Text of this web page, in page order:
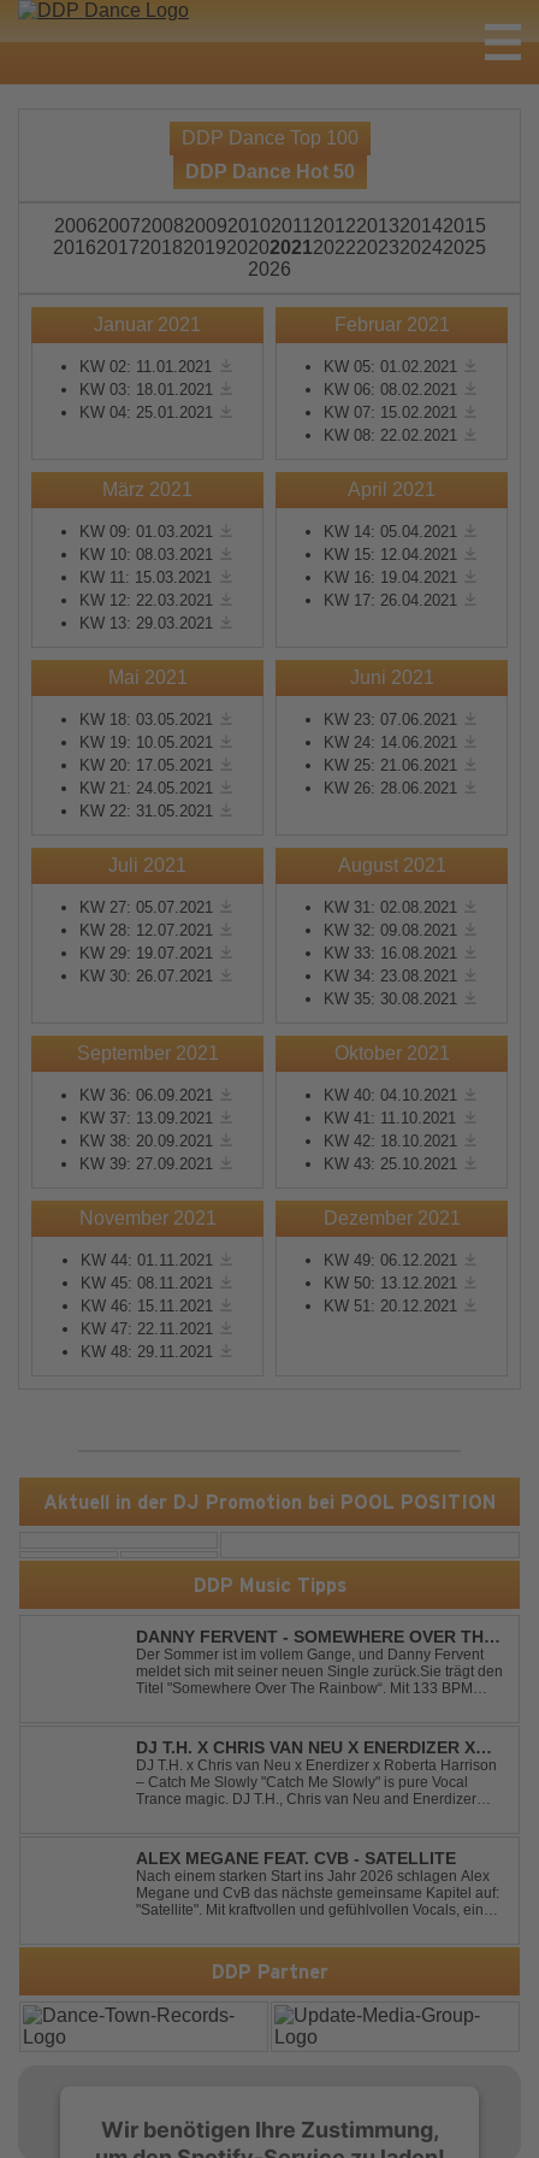
Aktuell in der DJ Promotion bei POOL POSITION
DDP Music Tipps
DANNY FERVENT - SOMEWHERE OVER THE
RAINBOW
Der Sommer ist im vollem Gange, und Danny Fervent
meldet sich mit seiner neuen Single zurück.Sie trägt den
Titel "Somewhere Over The Rainbow“. Mit 133 BPM
überzeugt. Kraftvolle, zugleich g...
DJ T.H. X CHRIS VAN NEU X ENERDIZER X
ROBERTA HARRISON - CATCH ME SLOWLY
DJ T.H. x Chris van Neu x Enerdizer x Roberta Harrison
– Catch Me Slowly "Catch Me Slowly" is pure Vocal
Trance magic. DJ T.H., Chris van Neu and Enerdizer
Balearic Ibiza trance vibe. At the hear...
ALEX MEGANE FEAT. CVB - SATELLITE
Nach einem starken Start ins Jahr 2026 schlagen Alex
Megane und CvB das nächste gemeinsame Kapitel auf:
"Satellite". Mit kraftvollen und gefühlvollen Vocals, einer
modernen Produktion entführt "Satellite" die Hörer auf
eine emotionale Reise durc...
DDP Partner
Wir benötigen Ihre Zustimmung,
DDP Dance Top 100
DDP Dance Hot 50
200620072008200920102011 2012201320142015
2016201720182019202020212022202320242025
2026
Januar 2021
KW 02: 11.01.2021
KW 03: 18.01.2021
KW 04: 25.01.2021
Februar 2021
KW 05: 01.02.2021
KW 06: 08.02.2021
KW 07: 15.02.2021
KW 08: 22.02.2021
März 2021
KW 09: 01.03.2021
KW 10: 08.03.2021
KW 11: 15.03.2021
KW 12: 22.03.2021
KW 13: 29.03.2021
April 2021
KW 14: 05.04.2021
KW 15: 12.04.2021
KW 16: 19.04.2021
KW 17: 26.04.2021
Mai 2021
KW 18: 03.05.2021
KW 19: 10.05.2021
KW 20: 17.05.2021
KW 21: 24.05.2021
KW 22: 31.05.2021
Juni 2021
KW 23: 07.06.2021
KW 24: 14.06.2021
KW 25: 21.06.2021
KW 26: 28.06.2021
Juli 2021
KW 27: 05.07.2021
KW 28: 12.07.2021
KW 29: 19.07.2021
KW 30: 26.07.2021
August 2021
KW 31: 02.08.2021
KW 32: 09.08.2021
KW 33: 16.08.2021
KW 34: 23.08.2021
KW 35: 30.08.2021
September 2021
KW 36: 06.09.2021
KW 37: 13.09.2021
KW 38: 20.09.2021
KW 39: 27.09.2021
Oktober 2021
KW 40: 04.10.2021
KW 41: 11.10.2021
KW 42: 18.10.2021
KW 43: 25.10.2021
November 2021
KW 44: 01.11.2021
KW 45: 08.11.2021
KW 46: 15.11.2021
KW 47: 22.11.2021
KW 48: 29.11.2021
Dezember 2021
KW 49: 06.12.2021
KW 50: 13.12.2021
KW 51: 20.12.2021